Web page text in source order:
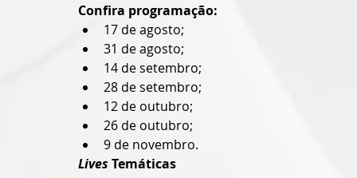
Confira programação:
17 de agosto;
31 de agosto;
14 de setembro;
28 de setembro;
12 de outubro;
26 de outubro;
9 de novembro.
Lives Temáticas